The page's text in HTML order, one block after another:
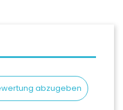
abzugeben